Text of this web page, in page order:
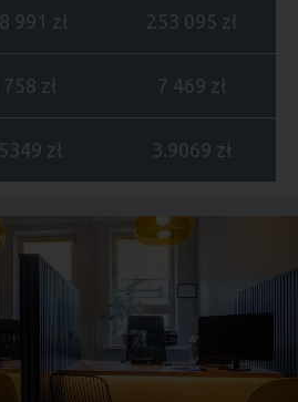
991 zł 253 095 zł
zł 7 469 zł
zł 3.9069 zł